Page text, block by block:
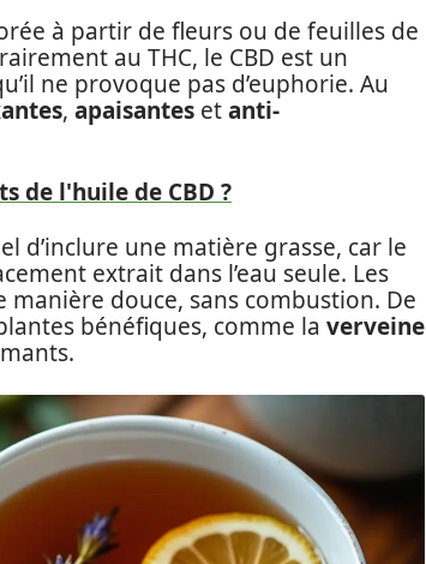
à partir de fleurs ou de feuilles de
au THC, le CBD est un
ne provoque pas d’euphorie. Au
, apaisantes etanti-
de l'huile de CBD ?
d’inclure une matière grasse, car le
extrait dans l’eau seule. Les
douce, sans combustion. De
bénéfiques, comme la verveine